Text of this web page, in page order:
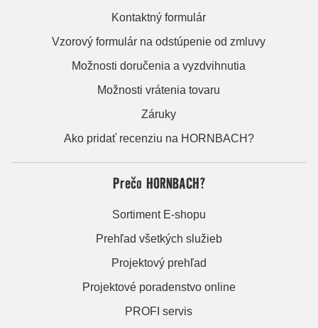
Kontaktný formulár
Vzorový formulár na odstúpenie od zmluvy
Možnosti doručenia a vyzdvihnutia
Možnosti vrátenia tovaru
Záruky
Ako pridať recenziu na HORNBACH?
Prečo HORNBACH?
Sortiment E-shopu
Prehľad všetkých služieb
Projektový prehľad
Projektové poradenstvo online
PROFI servis